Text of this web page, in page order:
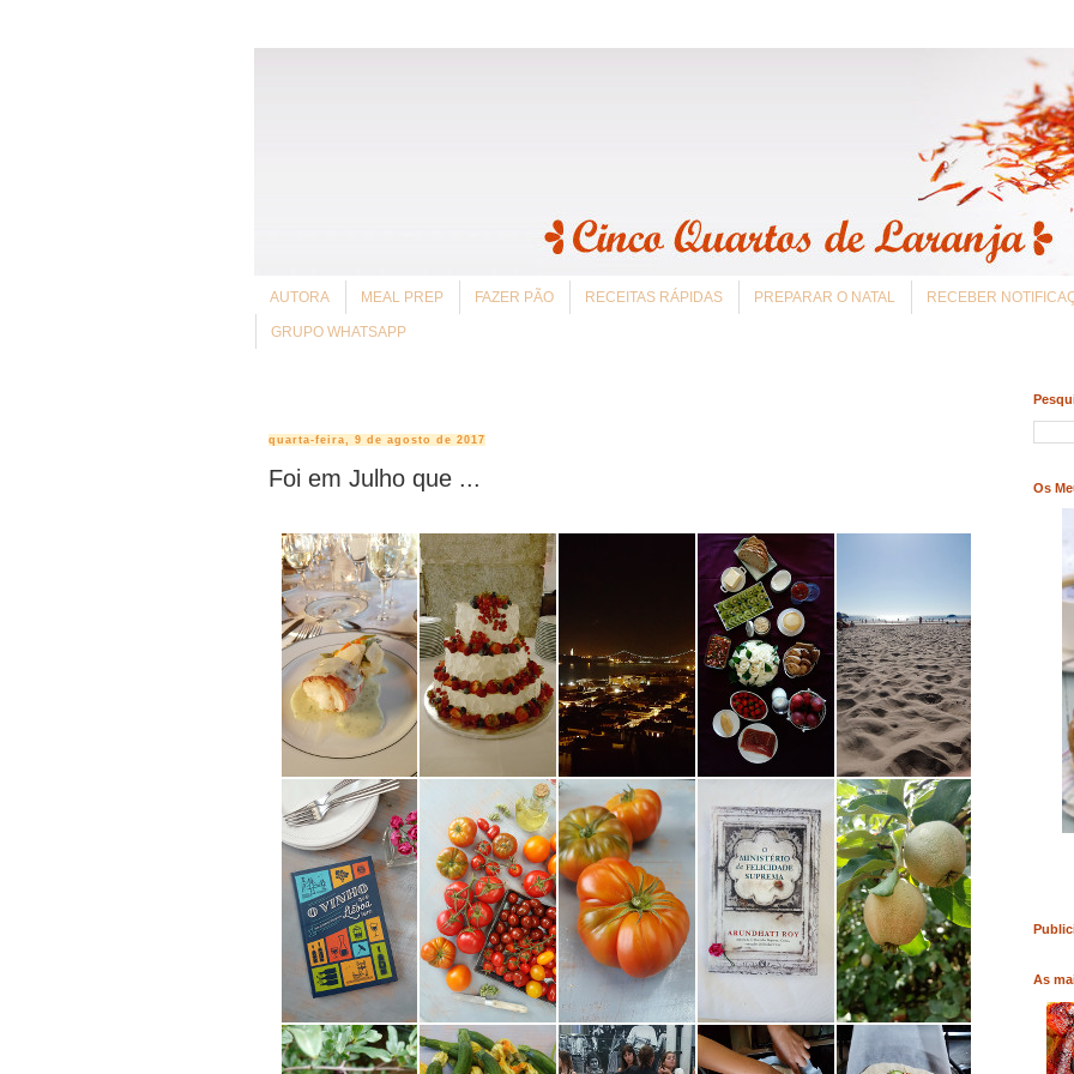
AUTORA MEAL PREP FAZER PÃO RECEITAS RÁPIDAS PREPARAR O NATAL RECEBER
GRUPO WHATSAPP
quarta-feira, 9 de agosto de 2017
Foi em Julho que ... Os
COMPRAR LIVRO COMPRAR LIVRO COMPRAR LIVRO COMPRAR LIVRO
As